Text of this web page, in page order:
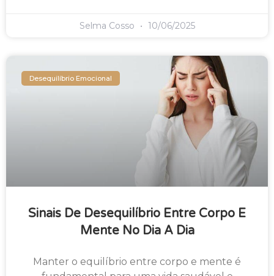
Selma Cosso 10/06/2025
Desequilíbrio Emocional
Sinais De Desequilíbrio Entre Corpo E
Mente No Dia A Dia
Manter o equilíbrio entre corpo e mente é